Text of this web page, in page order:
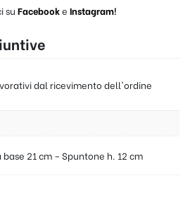
su Facebooke Instagram!
dal ricevimento dell'ordine
base 21 cm – Spuntone h. 12 cm